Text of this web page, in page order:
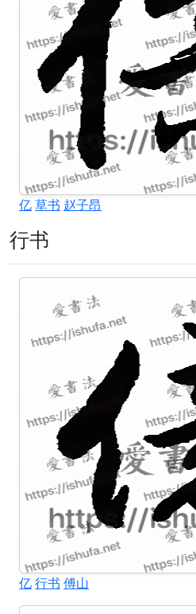
亿草书 赵子昂
行书
亿行书 傅山